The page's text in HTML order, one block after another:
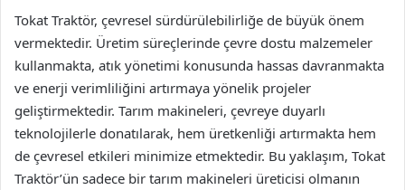
Tokat Traktör, çevresel sürdürülebilirliğe de büyük önem
vermektedir. Üretim süreçlerinde çevre dostu malzemeler
kullanmakta, atık yönetimi konusunda hassas davranmakta
ve enerji verimliliğini artırmaya yönelik projeler
geliştirmektedir. Tarım makineleri, çevreye duyarlı
teknolojilerle donatılarak, hem üretkenliği artırmakta hem
de çevresel etkileri minimize etmektedir. Bu yaklaşım, Tokat
Traktör’ün sadece bir tarım makineleri üreticisi olmanın